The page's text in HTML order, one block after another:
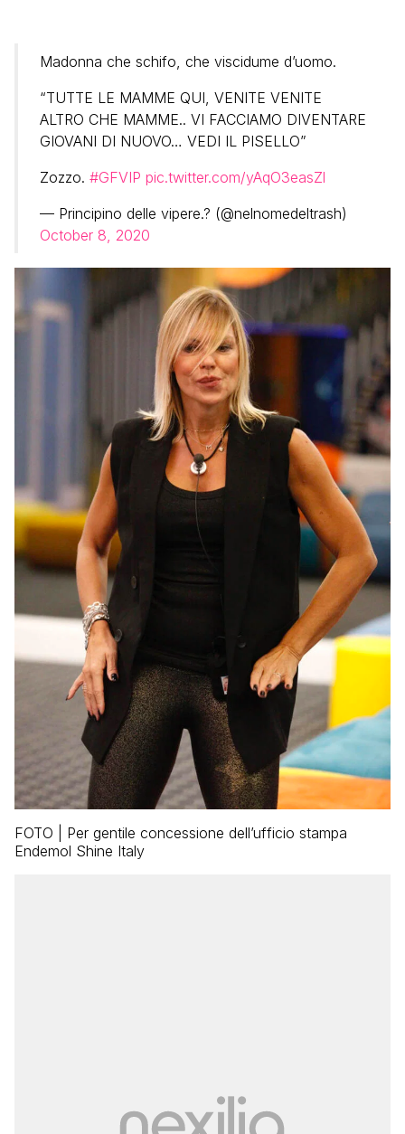
Madonna che schifo, che viscidume d’uomo.
“TUTTE LE MAMME QUI, VENITE VENITE
ALTRO CHE MAMME.. VI FACCIAMO DIVENTARE
GIOVANI DI NUOVO… VEDI IL PISELLO”
Zozzo. #GFVIP pic.twitter.com/yAqO3easZl
— Principino delle vipere.? (@nelnomedeltrash)
October 8, 2020
FOTO | Per gentile concessione dell’ufficio stampa
Endemol Shine Italy